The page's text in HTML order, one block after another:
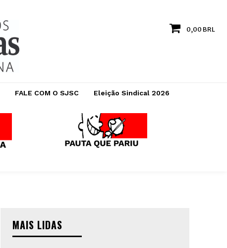
0,00 BRL
FALE COM O SJSC Eleição Sindical 2026
MAIS LIDAS